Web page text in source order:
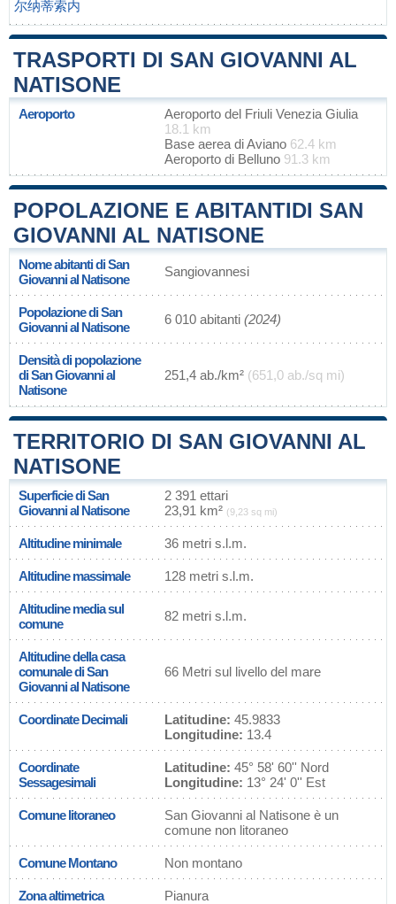
尔纳蒂索内
TRASPORTI DI SAN GIOVANNI AL
NATISONE
Aeroporto
Aeroporto del Friuli Venezia Giulia
18.1 km
Base aerea di Aviano 62.4 km
Aeroporto di Belluno 91.3 km
POPOLAZIONE E ABITANTIDI SAN
GIOVANNI AL NATISONE
Nome abitanti di San
Giovanni al Natisone
Sangiovannesi
Popolazione di San
Giovanni al Natisone
6 010 abitanti (2024)
Densità di popolazione
di San Giovanni al
Natisone
251,4 ab./km² (651,0 ab./sq mi)
TERRITORIO DI SAN GIOVANNI AL
NATISONE
Superficie di San
Giovanni al Natisone
2 391 ettari
23,91 km² (9,23 sq mi)
Altitudine minimale 36 metri s.l.m.
Altitudine massimale 128 metri s.l.m.
Altitudine media sul
comune
82 metri s.l.m.
Altitudine della casa
comunale di San
Giovanni al Natisone
66 Metri sul livello del mare
Coordinate Decimali Latitudine: 45.9833
Longitudine: 13.4
Coordinate
Sessagesimali
Latitudine: 45° 58' 60'' Nord
Longitudine: 13° 24' 0'' Est
Comune litoraneo
San Giovanni al Natisone è un
comune non litoraneo
Comune Montano Non montano
Zona altimetrica Pianura